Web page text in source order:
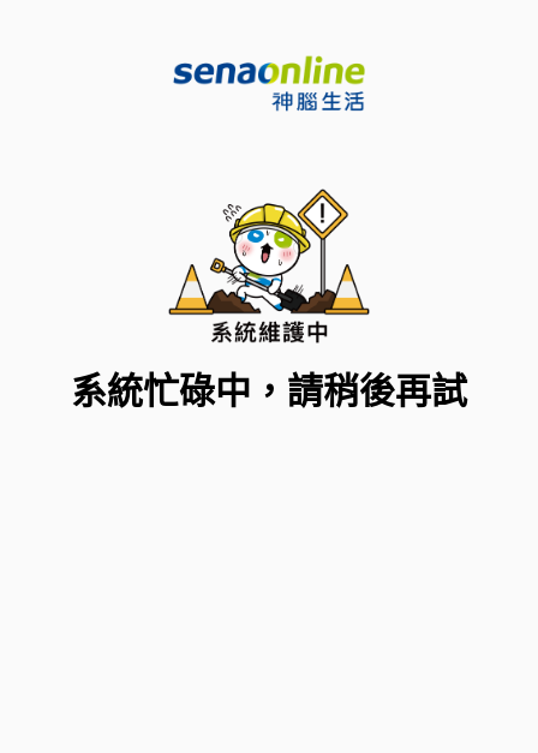
系統忙碌中，請稍後再試